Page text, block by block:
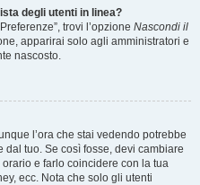
degli utenti in linea?
trovi l’opzione Nascondi il
apparirai solo agli amministratori e
nascosto.
l’ora che stai vedendo potrebbe
tuo. Se così fosse, devi cambiare
e farlo coincidere con la tua
ecc. Nota che solo gli utenti